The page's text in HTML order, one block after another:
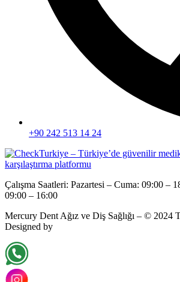
+90 242 513 14 24
Çalışma Saatleri: Pazartesi – Cuma: 09:00 –
09:00 – 16:00
Mercury Dent Ağız ve Diş Sağlığı – © 2024
Designed by